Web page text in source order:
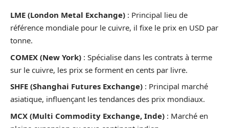
LME (London Metal Exchange) : Principal lieu de
référence mondiale pour le cuivre, il fixe le prix en USD par
tonne.
COMEX (New York) : Spécialise dans les contrats à terme
sur le cuivre, les prix se forment en cents par livre.
SHFE (Shanghai Futures Exchange) : Principal marché
asiatique, influençant les tendances des prix mondiaux.
MCX (Multi Commodity Exchange, Inde) : Marché en